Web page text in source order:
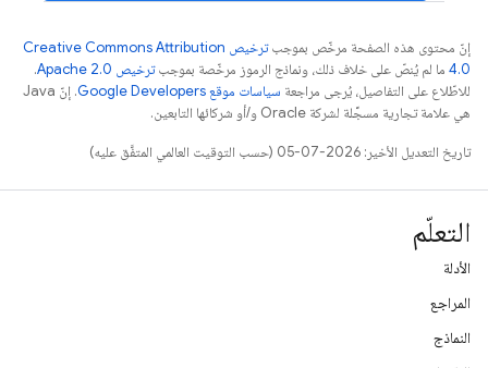
إنّ محتوى هذه الصفحة مرخّص بموجب
ترخيص Creative Commons Attribution
4.0‏ ما لم يُنصّ على خلاف ذلك، ونماذج الرموز مرخّصة بموجبترخيص Apache 2.0‏
.
للاطّلاع على التفاصيل، يُرجى مراجعة سياسات موقع Google Developers‏
. إنّ Java
هي علامة تجارية مسجَّلة لشركة Oracle و/أو شركائها التابعين.
تاريخ التعديل الأخير: 2026-07-05 (حسب التوقيت العالمي المتفَّق عليه)
التعلّم
الأدلة
المراجع
النماذج